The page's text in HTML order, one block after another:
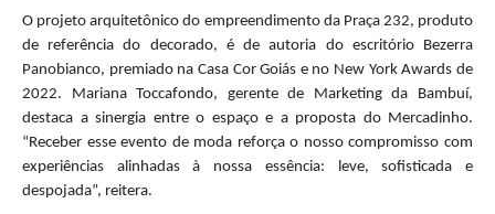
O projeto arquitetônico do empreendimento da Praça 232, produto
de referência do decorado, é de autoria do escritório Bezerra
Panobianco, premiado na Casa Cor Goiás e no New York Awards de
2022. Mariana Toccafondo, gerente de Marketing da Bambuí,
destaca a sinergia entre o espaço e a proposta do Mercadinho.
“Receber esse evento de moda reforça o nosso compromisso com
experiências alinhadas à nossa essência: leve, sofisticada e
despojada”, reitera.